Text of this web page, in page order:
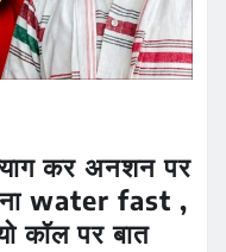
कर अनशन पर
water fast ,
कॉल पर बात